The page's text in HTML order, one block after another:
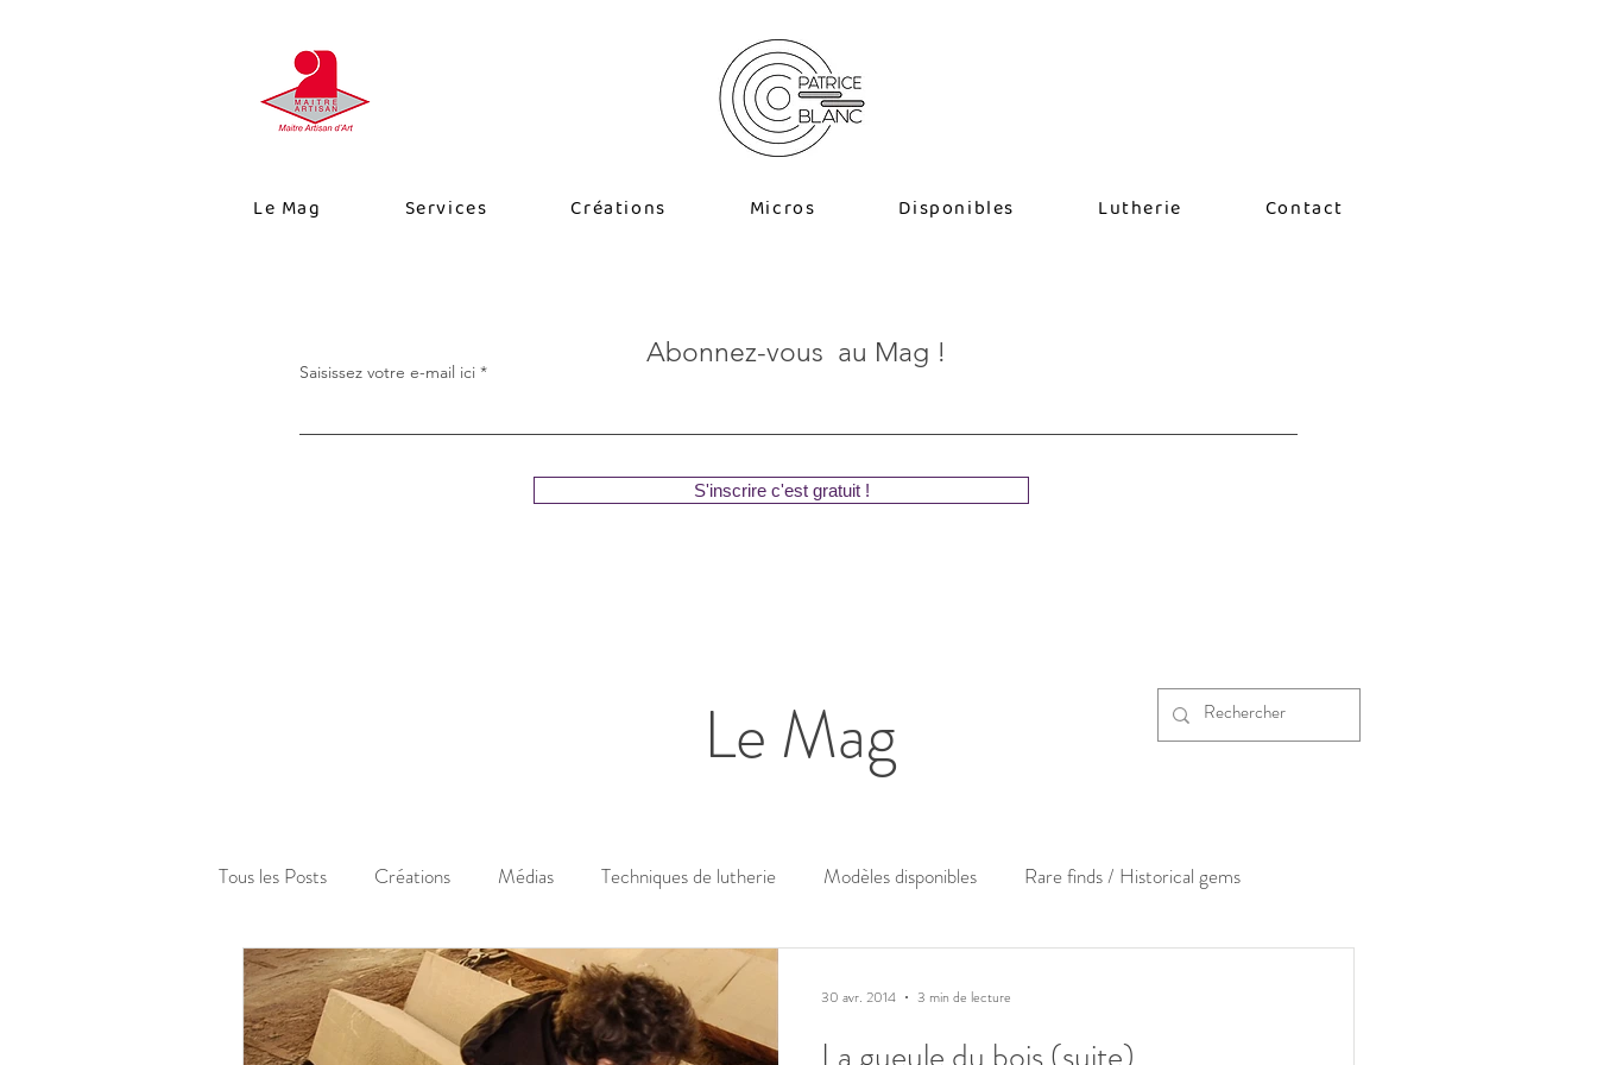
Le Mag Services Créations Micros Disponibles Lutherie Contact
Abonnez-vous au Mag !
Saisissez votre e-mail ici
S'inscrire c'est gratuit !
Le Mag
Tous les Posts Créations Médias Techniques de lutherie Modèles disponibles Rare finds / Historical gems
30 avr. 2014 3 min de lecture